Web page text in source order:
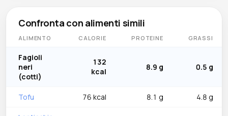
Confronta con alimenti simili
ALIMENTO CALORIE PROTEINE GRASSI
Fagioli
neri
(cotti)
132
kcal
8.9 g 0.5 g
Tofu 76 kcal 8.1 g 4.8 g